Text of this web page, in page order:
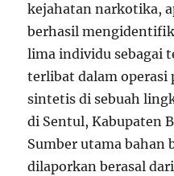
kejahatan narkotika,
berhasil
lima individu sebagai
terlibat dalam operasi
sintetis di sebuah
di Sentul, Kabupaten
Sumber utama bahan
dilaporkan berasal